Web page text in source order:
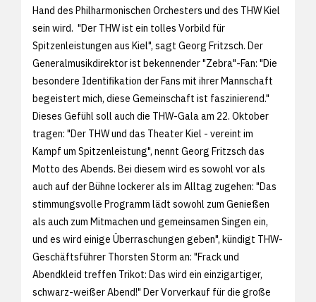
Hand des Philharmonischen Orchesters und des THW Kiel
sein wird. "Der THW ist ein tolles Vorbild für
Spitzenleistungen aus Kiel", sagt Georg Fritzsch. Der
Generalmusikdirektor ist bekennender "Zebra"-Fan: "Die
besondere Identifikation der Fans mit ihrer Mannschaft
begeistert mich, diese Gemeinschaft ist faszinierend."
Dieses Gefühl soll auch die THW-Gala am 22. Oktober
tragen: "Der THW und das Theater Kiel - vereint im
Kampf um Spitzenleistung", nennt Georg Fritzsch das
Motto des Abends. Bei diesem wird es sowohl vor als
auch auf der Bühne lockerer als im Alltag zugehen: "Das
stimmungsvolle Programm lädt sowohl zum Genießen
als auch zum Mitmachen und gemeinsamen Singen ein,
und es wird einige Überraschungen geben", kündigt THW-
Geschäftsführer Thorsten Storm an: "Frack und
Abendkleid treffen Trikot: Das wird ein einzigartiger,
schwarz-weißer Abend!" Der Vorverkauf für die große